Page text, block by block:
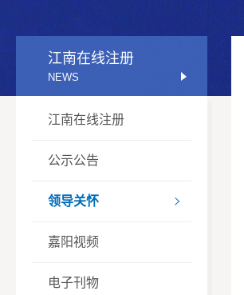
江南在线注册
NEWS
江南在线注册
公示公告

领导关怀
嘉阳视频
电子刊物